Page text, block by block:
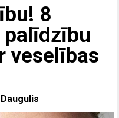
8
veselības